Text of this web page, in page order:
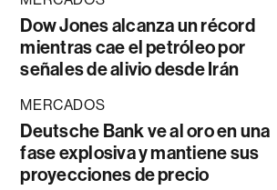
Dow Jones alcanza un récord
mientras cae el petróleo por
señales de alivio desde Irán
MERCADOS
Deutsche Bank ve al oro en una
fase explosiva y mantiene sus
proyecciones de precio